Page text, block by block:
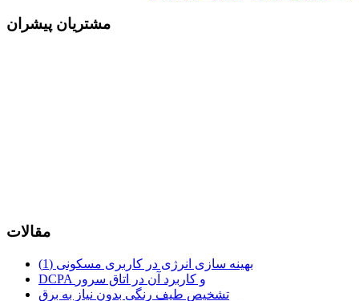
مشتریان پیشران
مقالات
بهینه سازی انرژی در کاربری مسکونی (1)
DCPA و کاربرد آن در اتاق سرور
تشخیص طیف رنگی بدون نیاز به برق